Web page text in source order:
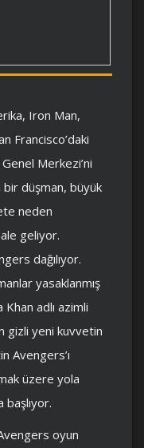
Iron Man,
Francisco’daki
Merkezi’ni
bir düşman, büyük
neden
geliyor.
dağılıyor.
yasaklanmış
adlı azimli
gizli yeni kuvvetin
Avengers’ı
üzere yola
başlıyor.
oyun